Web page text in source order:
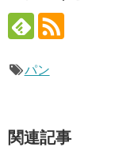
パン
関連記事